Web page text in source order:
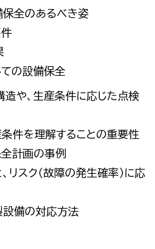
全のあるべき姿
の設備保全
造や、生産条件に応じた点検
件を理解することの重要性
計画の事例
スク（故障の発生確率）に応
備の対応方法